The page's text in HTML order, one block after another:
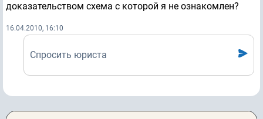
доказательством схема с которой я не ознакомлен?
16.04.2010, 16:10
Спросить юриста